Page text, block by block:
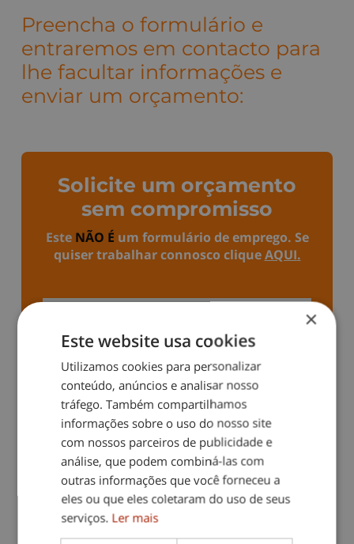
Preencha o formulário e
entraremos em contacto para
lhe facultar informações e
enviar um orçamento:
Solicite um orçamento
sem compromisso
Este NÃO É um formulário deemprego. Se
quiser trabalhar connosco clique AQUI.
Coloque seu codigo Postal *
Concelho *
×
Este website usa cookies
Utilizamos cookies para personalizar
conteúdo, anúncios e analisar nosso
tráfego. Também compartilhamos
informações sobre o uso do nosso site
com nossos parceiros de publicidade e
análise, que podem combiná-las com
outras informações que você forneceu a
eles ou que eles coletaram do uso de seus
serviços. Ler mais